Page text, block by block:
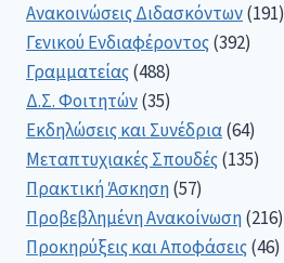
Ανακοινώσεις Διδασκόντων(191)
Γενικού Ενδιαφέροντος(392)
Γραμματείας(488)
Δ.Σ. Φοιτητών(35)
Εκδηλώσεις και Συνέδρια(64)
Μεταπτυχιακές Σπουδές(135)
Πρακτική Άσκηση(57)
Προβεβλημένη Ανακοίνωση(216)
Προκηρύξεις και Αποφάσεις(46)